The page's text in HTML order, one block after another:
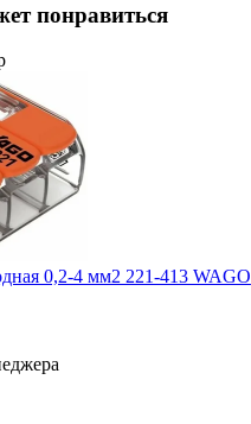
понравиться
0,2-4 мм2 221-413 WAGO